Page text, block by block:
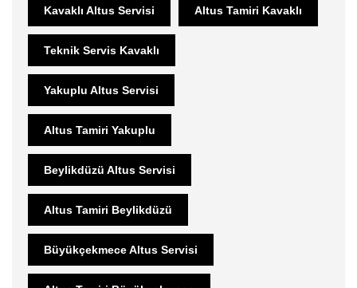
Kavaklı Altus Servisi Altus Tamiri Kavaklı
Teknik Servis Kavaklı
Yakuplu Altus Servisi
Altus Tamiri Yakuplu
Beylikdüzü Altus Servisi
Altus Tamiri Beylikdüzü
Büyükçekmece Altus Servisi